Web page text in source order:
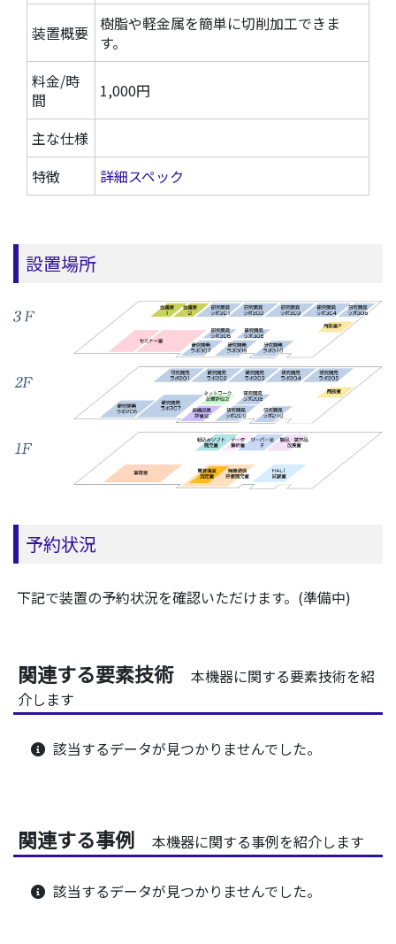
装置概要 樹脂や軽金属を簡単に切削加工できま
す。
料金/時
間
1,000円
主な仕様
特徴
詳細スペック
設置場所
予約状況
下記で装置の予約状況を確認いただけます。(準備中)
関連する要素技術
本機器に関する要素技術を紹
介します
該当するデータが見つかりませんでした。
関連する事例 本機器に関する事例を紹介します
該当するデータが見つかりませんでした。